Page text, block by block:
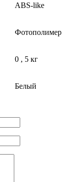
ABS-like
Фотополимер
0 , 5 кг
Белый